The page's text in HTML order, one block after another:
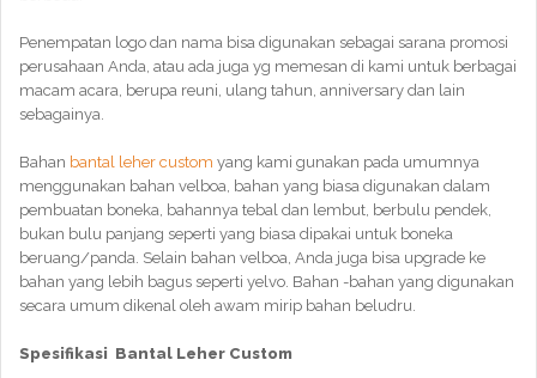
Penempatan logo dan nama bisa digunakan sebagai sarana promosi
perusahaan Anda, atau ada juga yg memesan di kami untuk berbagai
macam acara, berupa reuni, ulang tahun, anniversary dan lain
sebagainya.
Bahan bantal leher custom yang kami gunakan pada umumnya
menggunakan bahan velboa, bahan yang biasa digunakan dalam
pembuatan boneka, bahannya tebal dan lembut, berbulu pendek,
bukan bulu panjang seperti yang biasa dipakai untuk boneka
beruang/panda. Selain bahan velboa, Anda juga bisa upgrade ke
bahan yang lebih bagus seperti yelvo. Bahan -bahan yang digunakan
secara umum dikenal oleh awam mirip bahan beludru.
Spesifikasi Bantal Leher Custom